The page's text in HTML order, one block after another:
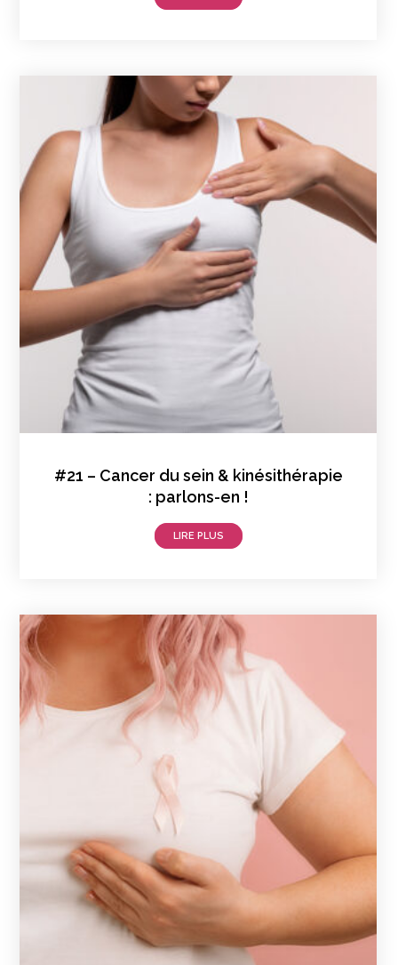
#21 – Cancer du sein & kinésithérapie
: parlons-en !
LIRE PLUS